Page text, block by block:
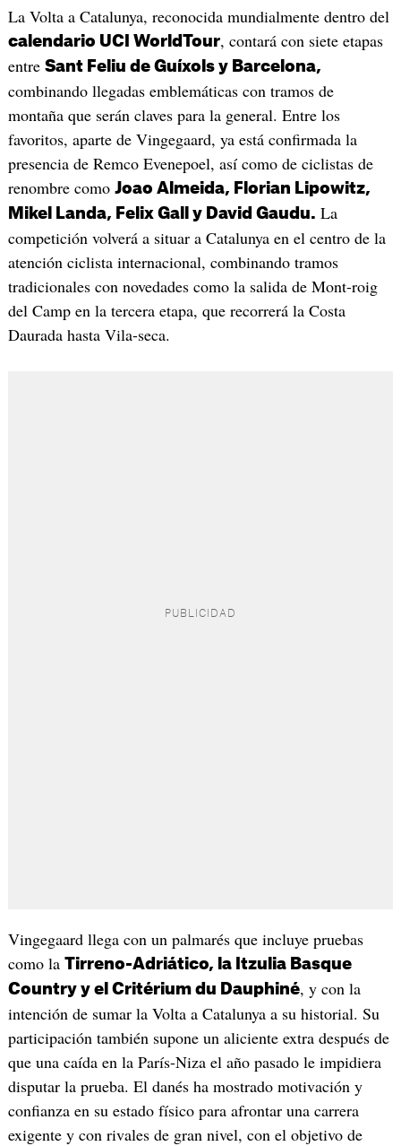
La Volta a Catalunya, reconocida mundialmente dentro del
calendario UCI WorldTour, contará con siete etapas
entre Sant Feliu de Guíxols y Barcelona,
combinando llegadas emblemáticas con tramos de
montaña que serán claves para la general. Entre los
favoritos, aparte de Vingegaard, ya está confirmada la
presencia de Remco Evenepoel, así como de ciclistas de
renombre como Joao Almeida, Florian Lipowitz,
Mikel Landa, Felix Gall y David Gaudu. La
competición volverá a situar a Catalunya en el centro de la
atención ciclista internacional, combinando tramos
tradicionales con novedades como la salida de Mont-roig
del Camp en la tercera etapa, que recorrerá la Costa
Daurada hasta Vila-seca.
Vingegaard llega con un palmarés que incluye pruebas
como la Tirreno-Adriático, la Itzulia Basque
Country y el Critérium du Dauphiné, y con la
intención de sumar la Volta a Catalunya a su historial. Su
participación también supone un aliciente extra después de
que una caída en la París-Niza el año pasado le impidiera
disputar la prueba. El danés ha mostrado motivación y
confianza en su estado físico para afrontar una carrera
exigente y con rivales de gran nivel, con el objetivo de